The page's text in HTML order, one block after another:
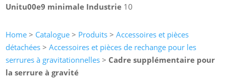
Unitu00e9 minimale Industrie 10
Home > Catalogue > Produits >Accessoires et pièces
détachées >Accessoires et pièces de rechange pour les
serrures à gravitationnelles > Cadre supplémentaire pour
la serrure à gravité